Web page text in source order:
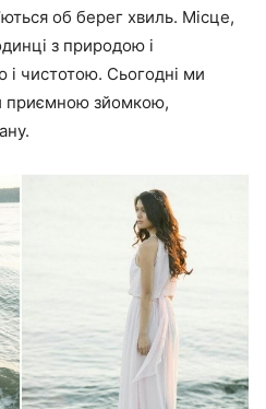
об берег хвиль. Місце,
з природою і
і чистотою. Сьогодні ми
приємною зйомкою,